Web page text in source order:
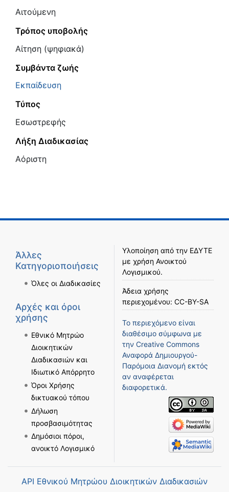
Αιτούμενη
Τρόπος υποβολής
Αίτηση (ψηφιακά)
Συμβάντα ζωής
Εκπαίδευση
Τύπος
Εσωστρεφής
Λήξη Διαδικασίας
Αόριστη
Άλλες
Κατηγοριοποιήσεις
Όλες οι Διαδικασίες
Αρχές και όροι
χρήσης
Εθνικό Μητρώο
Διοικητικών
Διαδικασιών και
Ιδιωτικό Απόρρητο
Όροι Χρήσης
δικτυακού τόπου
Δήλωση
προσβασιμότητας
Δημόσιοι πόροι,
ανοικτό Λογισμικό
Υλοποίηση από την ΕΔΥΤΕ
με χρήση Ανοικτού
Λογισμικού.
Άδεια χρήσης
περιεχομένου: CC-BY-SA
Το περιεχόμενο είναι
διαθέσιμο σύμφωνα με
την Creative Commons
Αναφορά Δημιουργού-
Παρόμοια Διανομή εκτός
αν αναφέρεται
διαφορετικά.
API Εθνικού Μητρώου Διοικητικών Διαδικασιών